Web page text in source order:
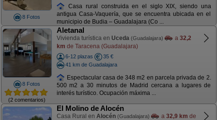
8 Fotos
Casa rural construida en el siglo XIX, siendo una
antigua Casa-Vaquería, que se encuentra ubicada en el
municipio de Budia – Guadalajara (Co ...
8 Fotos
(2 comentarios)
Aletanal
Vivienda turística en Uceda (Guadalajara) a 32,2
km de Taracena (Guadalajara)
6-12 plazas
35 €
41 km de Guadalajara
Espectacular casa de 348 m2 en parcela privada de 2.
500 m2 a 30 minutos de Madrid cercana a lugares de
interés turístico. Ocupación máxima ...
El Molino de Alocén
Casa Rural en Alocén (Guadalajara) a 32,9 km de